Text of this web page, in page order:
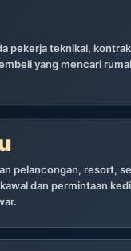
pekerja teknikal,
yang mencari
pelancongan, resort,
dan permintaan